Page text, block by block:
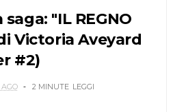
"IL REGNO
Victoria Aveyard
#2)
2 MINUTE LEGGI